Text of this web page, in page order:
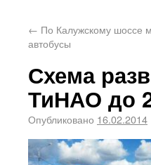
← По Калужскому шоссе
автобусы
Схема
ТиНАО до
Опубликовано 16.02.2014